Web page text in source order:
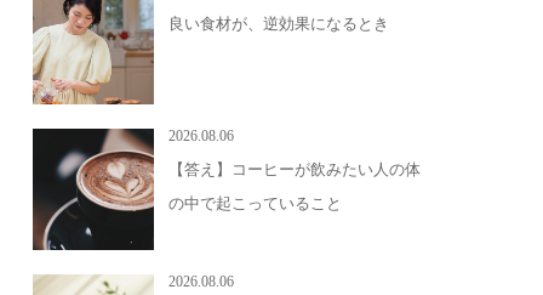
良い食材が、逆効果になるとき
2026.08.06
【答え】コーヒーが飲みたい人の体
の中で起こっていること
2026.08.06